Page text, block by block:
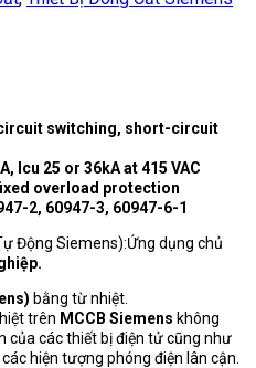
switching, short-circuit
Icu 25 or 36kA at 415 VAC
overload protection
2, 60947-3, 60947-6-1
Động Siemens):Ứng dụng chủ
bằng từ nhiệt.
trên MCCB Siemens không
của các thiết bị điện tử cũng như
hiện tượng phóng điện lân cận.